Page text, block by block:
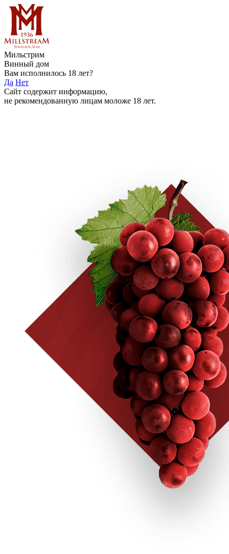
Мильстрим
Винный дом
Вам исполнилось 18 лет?
Да Нет
Сайт содержит информацию,
не рекомендованную лицам моложе 18 лет.